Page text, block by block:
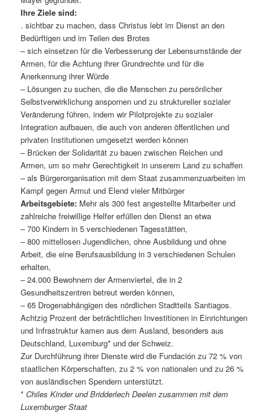
Ihre Ziele sind:
. sichtbar zu machen, dass Christus lebt im Dienst an den
Bedürftigen und im Teilen des Brotes
– sich einsetzen für die Verbesserung der Lebensumstände der
Armen, für die Achtung ihrer Grundrechte und für die
Anerkennung ihrer Würde
– Lösungen zu suchen, die die Menschen zu persönlicher
Selbstverwirklichung anspornen und zu struktureller sozialer
Veränderung führen, indem wir Pilotprojekte zu sozialer
Integration aufbauen, die auch von anderen öffentlichen und
privaten Institutionen umgesetzt werden können
– Brücken der Solidarität zu bauen zwischen Reichen und
Armen, um so mehr Gerechtigkeit in unserem Land zu schaffen
– als Bürgerorganisation mit dem Staat zusammenzuarbeiten im
Kampf gegen Armut und Elend vieler Mitbürger
Arbeitsgebiete: Mehr als 300 fest angestellte Mitarbeiter und
zahlreiche freiwillige Helfer erfüllen den Dienst an etwa
– 700 Kindern in 5 verschiedenen Tagesstätten,
– 800 mittellosen Jugendlichen, ohne Ausbildung und ohne
Arbeit, die eine Berufsausbildung in 3 verschiedenen Schulen
erhalten,
– 24.000 Bewohnern der Armenviertel, die in 2
Gesundheitszentren betreut werden können,
– 65 Drogenabhängigen des nördlichen Stadtteils Santiagos.
Achtzig Prozent der beträchtlichen Investitionen in Einrichtungen
und Infrastruktur kamen aus dem Ausland, besonders aus
Deutschland, Luxemburg* und der Schweiz.
Zur Durchführung ihrer Dienste wird die Fundación zu 72 % von
staatlichen Körperschaften, zu 2 % von nationalen und zu 26 %
von ausländischen Spendern unterstützt.
* Chiles Kinder und Bridderlech Deelen zusammen mit dem
Luxemburger Staat